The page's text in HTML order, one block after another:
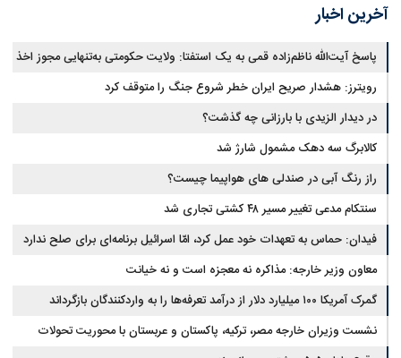
آخرین اخبار
پاسخ آیت‌الله ناظم‌زاده قمی به یک استفتا: ولایت حکومتی به‌تنهایی مجوز اخذ
وجوهات شرعیه نیست
رویترز: هشدار صریح ایران خطر شروع جنگ را متوقف کرد
در دیدار الزیدی با بارزانی چه گذشت؟
کالابرگ سه دهک مشمول شارژ شد
راز رنگ آبی در صندلی های هواپیما چیست؟
سنتکام مدعی تغییر مسیر ۴۸ کشتی تجاری شد
فیدان: حماس به تعهدات خود عمل کرد، امّا اسرائیل برنامه‌ای برای صلح ندارد
معاون وزیر خارجه: مذاکره نه معجزه است و نه خیانت
گمرک آمریکا ۱۰۰ میلیارد دلار از درآمد تعرفه‌ها را به واردکنندگان بازگرداند
نشست وزیران خارجه مصر، ترکیه، پاکستان و عربستان با محوریت تحولات